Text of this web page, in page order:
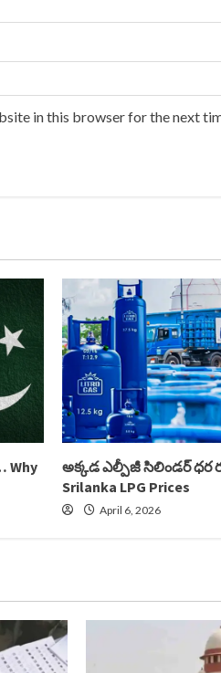
in this browser for the next
Why
అక్కడ ఎల్పీజీ సిలిండర్ ధర
Srilanka LPG Prices
April 6, 2026